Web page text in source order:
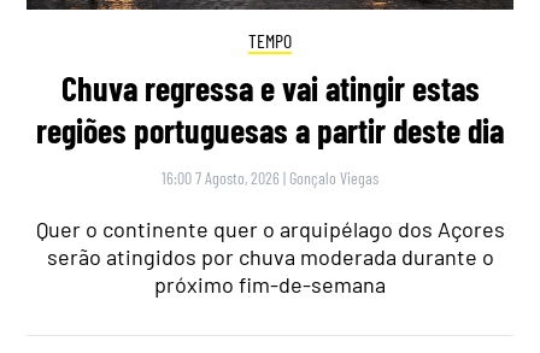
TEMPO
Chuva regressa e vai atingir estas
regiões portuguesas a partir deste dia
16:00 7 Agosto, 2026 | Gonçalo Viegas
Quer o continente quer o arquipélago dos Açores
serão atingidos por chuva moderada durante o
próximo fim-de-semana